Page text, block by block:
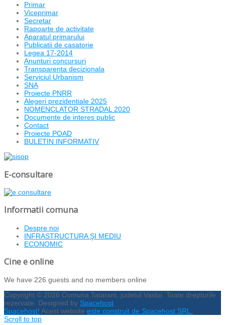
Primar
Viceprimar
Secretar
Rapoarte de activitate
Aparatul primarului
Publicatii de casatorie
Legea 17-2014
Anunturi concursuri
Transparenta decizionala
Serviciul Urbanism
SNA
Proiecte PNRR
Alegeri prezidentiale 2025
NOMENCLATOR STRADAL 2020
Documente de interes public
Contact
Proiecte POAD
BULETIN INFORMATIV
E-consultare
Informatii comuna
Despre noi
INFRASTRUCTURA ŞI MEDIU
ECONOMIC
Cine e online
We have 226 guests and no members online
Copyright © 2026 Comuna Tatarani, judetul Vaslui. Toate drepturile
rezervate. Designed by Spacehost
Spacehost! Acest website este construit de Spacehost SRL.
Scroll to top